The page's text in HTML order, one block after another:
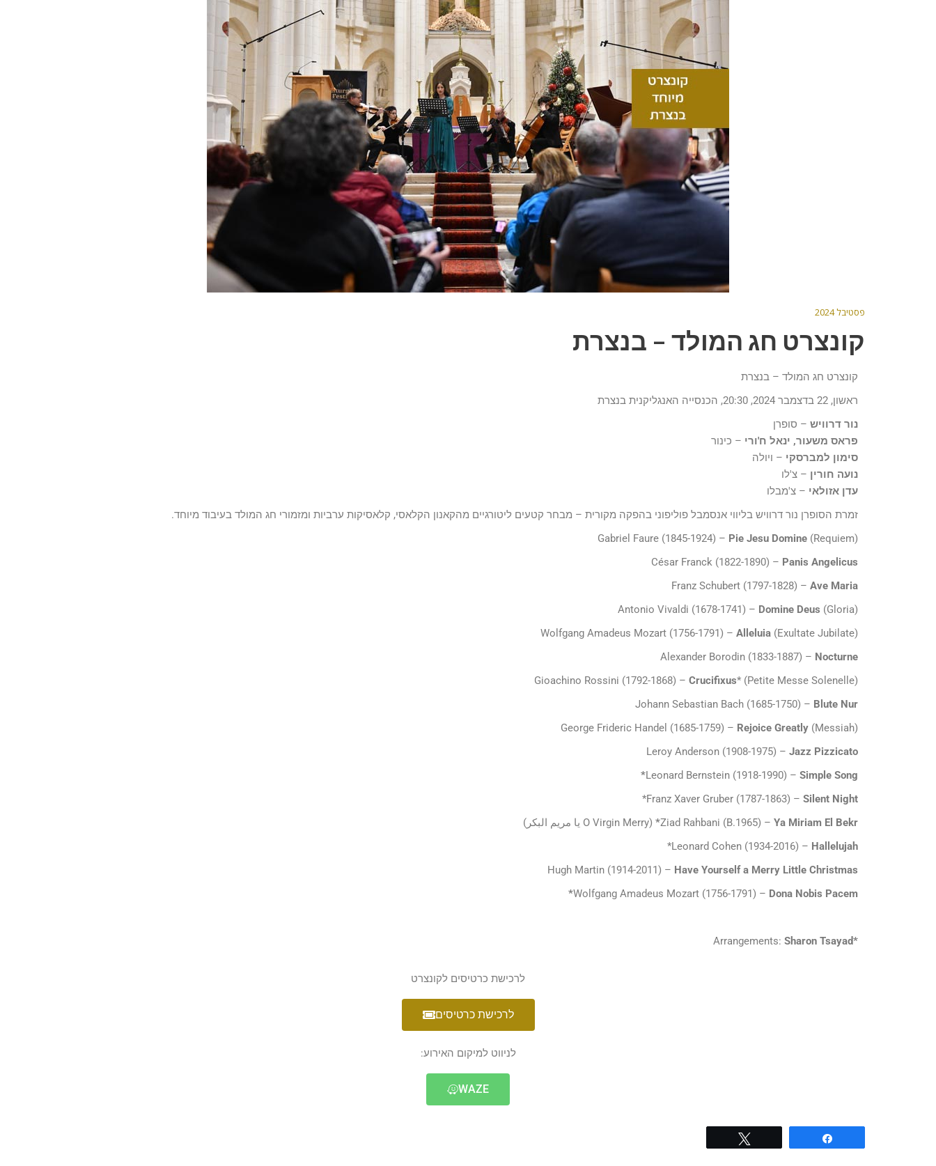
פסטיבל 2024
קונצרט חג המולד – בנצרת
קונצרט חג המולד – בנצרת
ראשון, 22 בדצמבר 2024, 20:30, הכנסייה האנגליקנית בנצרת
נור דרוויש – סופרן
פראס משעור, ינאל ח'ורי – כינור
סימון למברסקי – ויולה
נועה חורין – צ'לו
עדן אזולאי – צ'מבלו
זמרת הסופרן נור דרוויש בליווי אנסמבל פוליפוני בהפקה מקורית – מבחר קטעים ליטורגיים מהקאנון הקלאסי, קלאסיקות ערביות ומזמורי חג המולד בעיבוד מיוחד.
Gabriel Faure (1845-1924) – Pie Jesu Domine (Requiem)
César Franck (1822-1890) – Panis Angelicus
Franz Schubert (1797-1828) – Ave Maria
Antonio Vivaldi (1678-1741) – Domine Deus (Gloria)
Wolfgang Amadeus Mozart (1756-1791) – Alleluia (Exultate Jubilate)
Alexander Borodin (1833-1887) – Nocturne
Gioachino Rossini (1792-1868) – Crucifixus* (Petite Messe Solenelle)
Johann Sebastian Bach (1685-1750) – Blute Nur
George Frideric Handel (1685-1759) – Rejoice Greatly (Messiah)
Leroy Anderson (1908-1975) – Jazz Pizzicato
Leonard Bernstein (1918-1990) – Simple Song*
Franz Xaver Gruber (1787-1863) – Silent Night
*
Ziad Rahbani (B.1965) – Ya Miriam El Bekr*
(O Virgin Merry يا مريم البكر)
Leonard Cohen (1934-2016) – Hallelujah
*
Hugh Martin (1914-2011) – Have Yourself a Merry Little Christmas
Wolfgang Amadeus Mozart (1756-1791) – Dona Nobis Pacem*
*
Arrangements: Sharon Tsayad
לרכישת כרטיסים לקונצרט
לרכישת כרטיסים
לניווט למיקום האירוע:
WAZE